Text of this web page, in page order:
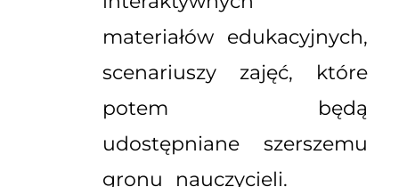
materiałów edukacyjnych,
scenariuszy zajęć, które
potem będą
udostępniane szerszemu
gronu nauczycieli.